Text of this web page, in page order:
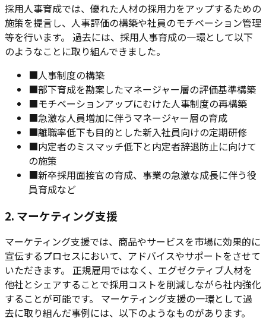
採用人事育成では、優れた人材の採用力をアップするための
施策を提言し、人事評価の構築や社員のモチベーション管理
等を行います。 過去には、採用人事育成の一環として以下
のようなことに取り組んできました。
■人事制度の構築
■部下育成を勘案したマネージャー層の評価基準構築
■モチベーションアップにむけた人事制度の再構築
■急激な人員増加に伴うマネージャー層の育成
■離職率低下も目的とした新入社員向けの定期研修
■内定者のミスマッチ低下と内定者辞退防止に向けて
の施策
■新卒採用面接官の育成、事業の急激な成長に伴う役
員育成など
2. マーケティング支援
マーケティング支援では、商品やサービスを市場に効果的に
宣伝するプロセスにおいて、アドバイスやサポートをさせて
いただきます。 正規雇用ではなく、エグゼクティブ人材を
他社とシェアすることで採用コストを削減しながら社内強化
することが可能です。 マーケティング支援の一環として過
去に取り組んだ事例には、以下のようなものがあります。